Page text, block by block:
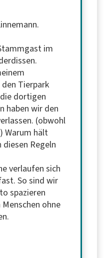
im
Tierpark
dortigen
haben wir den
(obwohl
Warum hält
diesen Regeln
verlaufen sich
So sind wir
spazieren
ohne